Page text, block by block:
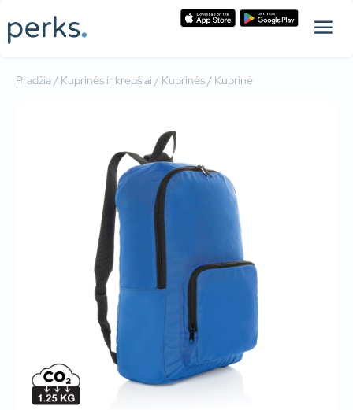
Pradžia/ Kuprinės ir krepšiai / Kuprinės/ Kuprinė